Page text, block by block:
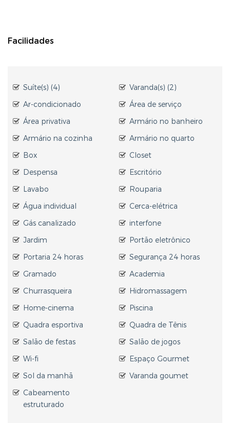
Facilidades
Suíte(s) (4)
Varanda(s) (2)
Ar-condicionado
Área de serviço
Área privativa
Armário no banheiro
Armário na cozinha
Armário no quarto
Box
Closet
Despensa
Escritório
Lavabo
Rouparia
Água individual
Cerca-elétrica
Gás canalizado
interfone
Jardim
Portão eletrônico
Portaria 24 horas
Segurança 24 horas
Gramado
Academia
Churrasqueira
Hidromassagem
Home-cinema
Piscina
Quadra esportiva
Quadra de Tênis
Salão de festas
Salão de jogos
Wi-fi
Espaço Gourmet
Sol da manhã
Varanda goumet
Cabeamento
estruturado